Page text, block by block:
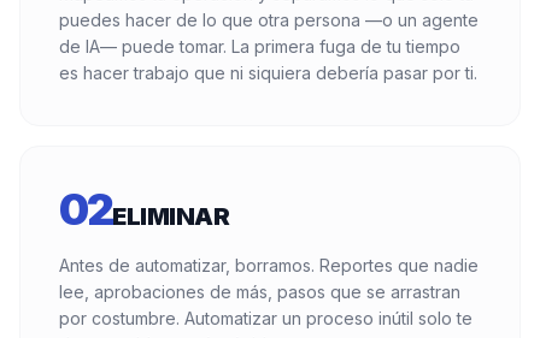
puedes hacer de lo que otra persona —o un agente
de IA— puede tomar. La primera fuga de tu tiempo
es hacer trabajo que ni siquiera debería pasar por ti.
02ELIMINAR
Antes de automatizar, borramos. Reportes que nadie
lee, aprobaciones de más, pasos que se arrastran
por costumbre. Automatizar un proceso inútil solo te